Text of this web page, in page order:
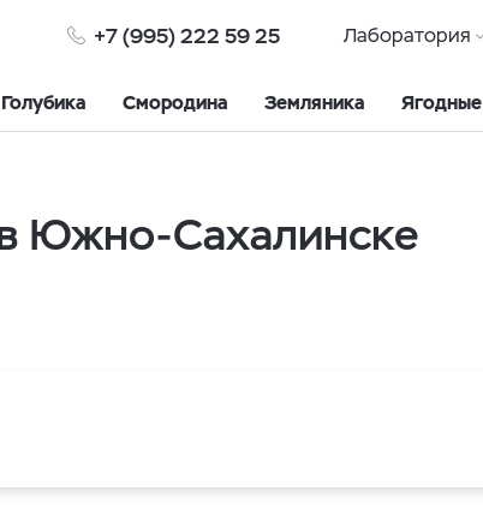
+7 (995) 222 59 25 Лаборатория
Голубика Смородина Земляника Ягодные
Южно-Сахалинске